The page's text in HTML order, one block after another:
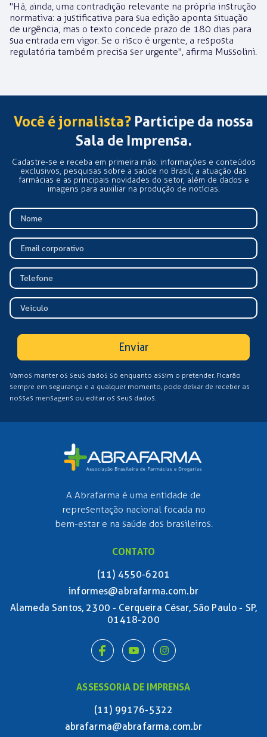
"Há, ainda, uma contradição relevante na própria instrução
normativa: a justificativa para sua edição aponta situação
de urgência, mas o texto concede prazo de 180 dias para
sua entrada em vigor. Se o risco é urgente, a resposta
regulatória também precisa ser urgente", afirma Mussolini.
Você é jornalista? Participe da nossa
Sala de Imprensa.
Cadastre-se e receba em primeira mão: informações e conteúdos
exclusivos, pesquisas sobre a saúde no Brasil, a atuação das
farmácias e as principais novidades do setor, além de dados e
imagens para auxiliar na produção de notícias.
Enviar
Vamos manter os seus dados só enquanto assim o pretender. Ficarão
sempre em segurança e a qualquer momento, pode deixar de receber as
nossas mensagens ou editar os seus dados.
A Abrafarma é uma entidade de
representação nacional focada no
bem-estar e na saúde dos brasileiros.
CONTATO
(11) 4550-6201
informes@abrafarma.com.br
Alameda Santos, 2300 - Cerqueira César, São Paulo - SP,
01418-200
ASSESSORIA DE IMPRENSA
(11) 99176-5322
abrafarma@abrafarma.com.br